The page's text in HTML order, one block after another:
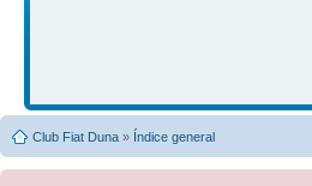
Club Fiat Duna » Índice general